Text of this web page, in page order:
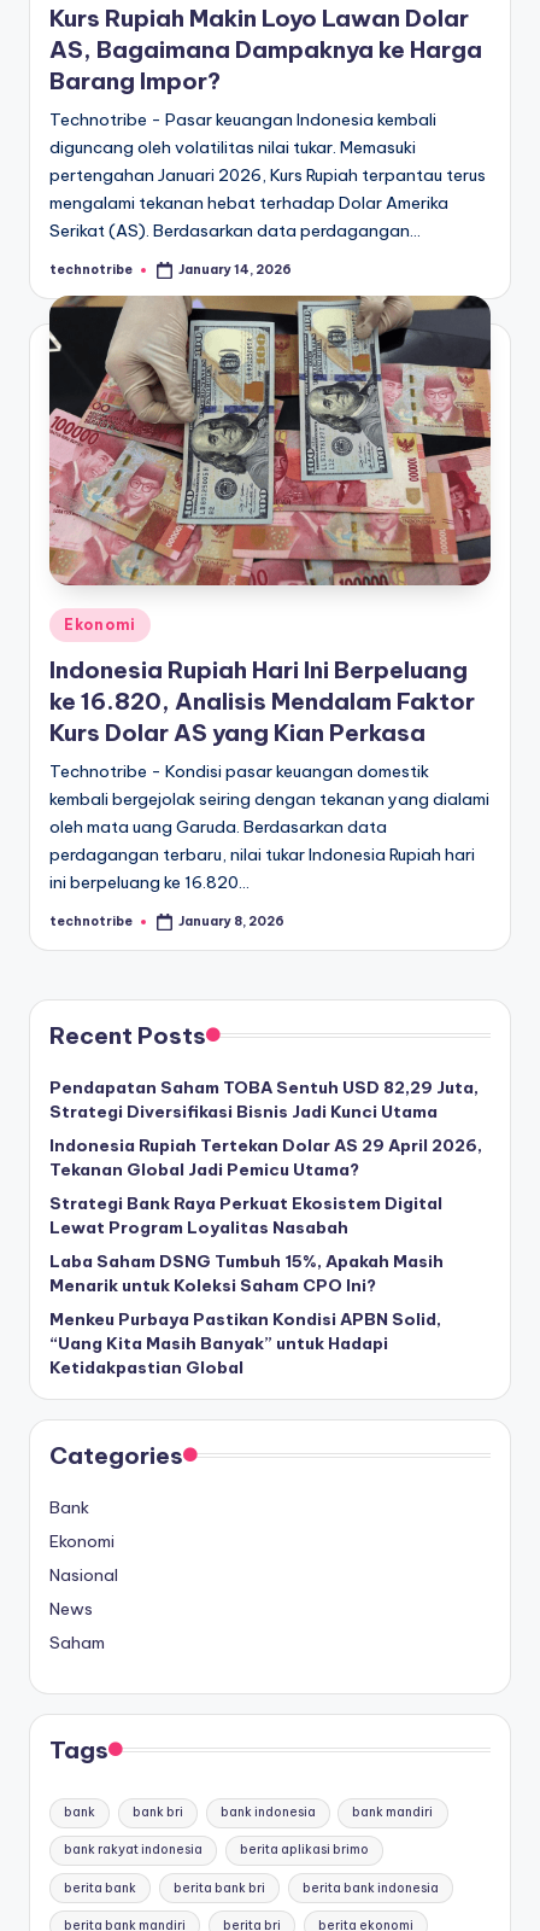
Kurs Rupiah Makin Loyo Lawan Dolar
AS, Bagaimana Dampaknya ke Harga
Barang Impor?
Technotribe - Pasar keuangan Indonesia kembali
diguncang oleh volatilitas nilai tukar. Memasuki
pertengahan Januari 2026, Kurs Rupiah terpantau terus
mengalami tekanan hebat terhadap Dolar Amerika
Serikat (AS). Berdasarkan data perdagangan…
Posted
technotribe January 14, 2026
Posted
in
Ekonomi
Indonesia Rupiah Hari Ini Berpeluang
ke 16.820, Analisis Mendalam Faktor
Kurs Dolar AS yang Kian Perkasa
Technotribe - Kondisi pasar keuangan domestik
kembali bergejolak seiring dengan tekanan yang dialami
oleh mata uang Garuda. Berdasarkan data
perdagangan terbaru, nilai tukar Indonesia Rupiah hari
ini berpeluang ke 16.820…
Posted
technotribe January 8, 2026
Recent Posts
Pendapatan Saham TOBA Sentuh USD 82,29 Juta,
Strategi Diversifikasi Bisnis Jadi Kunci Utama
Indonesia Rupiah Tertekan Dolar AS 29 April 2026,
Tekanan Global Jadi Pemicu Utama?
Strategi Bank Raya Perkuat Ekosistem Digital
Lewat Program Loyalitas Nasabah
Laba Saham DSNG Tumbuh 15%, Apakah Masih
Menarik untuk Koleksi Saham CPO Ini?
Menkeu Purbaya Pastikan Kondisi APBN Solid,
“Uang Kita Masih Banyak” untuk Hadapi
Ketidakpastian Global
Categories
Bank
Ekonomi
Nasional
News
Saham
Tags
bank bank bri bank indonesia bank mandiri
bank rakyat indonesia berita aplikasi brimo
berita bank berita bank bri berita bank indonesia
berita bank mandiri berita bri berita ekonomi